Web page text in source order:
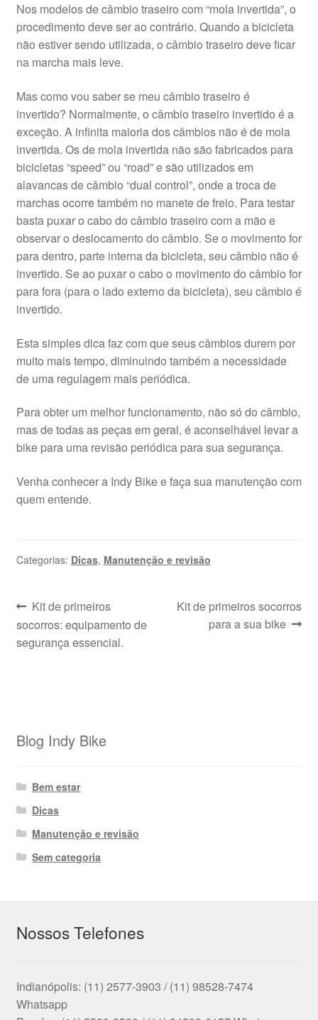
Nos modelos de câmbio traseiro com “mola invertida”, o
procedimento deve ser ao contrário. Quando a bicicleta
não estiver sendo utilizada, o câmbio traseiro deve ficar
na marcha mais leve.
Mas como vou saber se meu câmbio traseiro é
invertido? Normalmente, o câmbio traseiro invertido é a
exceção. A infinita maioria dos câmbios não é de mola
invertida. Os de mola invertida não são fabricados para
bicicletas “speed” ou “road” e são utilizados em
alavancas de câmbio “dual control”, onde a troca de
marchas ocorre também no manete de freio. Para testar
basta puxar o cabo do câmbio traseiro com a mão e
observar o deslocamento do câmbio. Se o movimento for
para dentro, parte interna da bicicleta, seu câmbio não é
invertido. Se ao puxar o cabo o movimento do câmbio for
para fora (para o lado externo da bicicleta), seu câmbio é
invertido.
Esta simples dica faz com que seus câmbios durem por
muito mais tempo, diminuindo também a necessidade
de uma regulagem mais periódica.
Para obter um melhor funcionamento, não só do câmbio,
mas de todas as peças em geral, é aconselhável levar a
bike para uma revisão periódica para sua segurança.
Venha conhecer a Indy Bike e faça sua manutenção com
quem entende.
Categorias: Dicas, Manutenção e revisão
Navegação
de
Post
anterior:
Kit de primeiros
socorros: equipamento de
segurança essencial.
Próximo
Kit de primeiros socorros
para a sua bike
Blog Indy Bike
Bem estar
Dicas
Manutenção e revisão
Sem categoria
Nossos Telefones
Indianópolis: (11) 2577-3903 / (11) 98528-7474
Whatsapp